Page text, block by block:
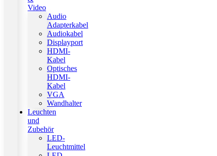
Video
Audio
Adapterkabel
Audiokabel
Displayport
HDMI-
Kabel
Optisches
HDMI-
Kabel
VGA
Wandhalter
Leuchten
und
Zubehör
LED-
Leuchtmittel